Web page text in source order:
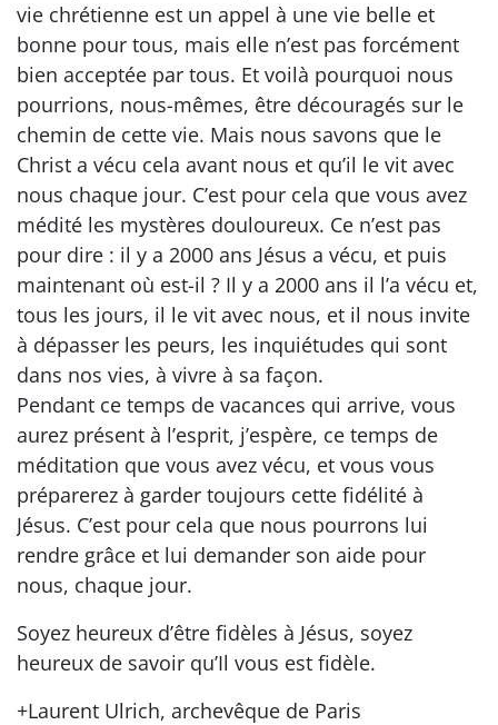
vie chrétienne est un appel à une vie belle et
bonne pour tous, mais elle n’est pas forcément
bien acceptée par tous. Et voilà pourquoi nous
pourrions, nous-mêmes, être découragés sur le
chemin de cette vie. Mais nous savons que le
Christ a vécu cela avant nous et qu’il le vit avec
nous chaque jour. C’est pour cela que vous avez
médité les mystères douloureux. Ce n’est pas
pour dire : il y a 2000 ans Jésus a vécu, et puis
maintenant où est-il ? Il y a 2000 ans il l’a vécu et,
tous les jours, il le vit avec nous, et il nous invite
à dépasser les peurs, les inquiétudes qui sont
dans nos vies, à vivre à sa façon.
Pendant ce temps de vacances qui arrive, vous
aurez présent à l’esprit, j’espère, ce temps de
méditation que vous avez vécu, et vous vous
préparerez à garder toujours cette fidélité à
Jésus. C’est pour cela que nous pourrons lui
rendre grâce et lui demander son aide pour
nous, chaque jour.
Soyez heureux d’être fidèles à Jésus, soyez
heureux de savoir qu’Il vous est fidèle.
+Laurent Ulrich, archevêque de Paris